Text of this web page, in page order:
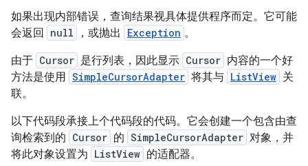
如果出现内部错误，查询结果视具体提供程序而定。它可能
会返回
null ，或抛出 Exception 。
由于 Cursor 是行列表，因此显示 Cursor 内容的一个好
方法是使用 SimpleCursorAdapter 将其与 ListView 关
联。
以下代码段承接上个代码段的代码。它会创建一个包含由查
询检索到的 Cursor 的 SimpleCursorAdapter 对象，并
将此对象设置为 ListView 的适配器。